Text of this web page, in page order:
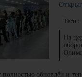
Теги :
На
обновлён и